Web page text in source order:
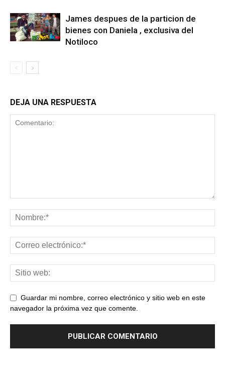
James despues de la particion de
bienes con Daniela , exclusiva del
Notiloco
DEJA UNA RESPUESTA
Guardar mi nombre, correo electrónico y sitio web en este
navegador la próxima vez que comente.